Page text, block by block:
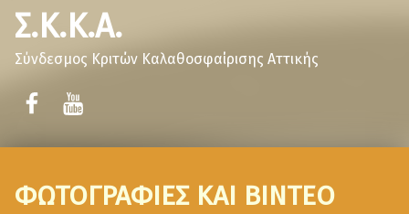
Σ.Κ.Κ.Α.
Σύνδεσμος Κριτών Καλαθοσφαίρισης Αττικής
ΦΩΤΟΓΡΑΦΙΕΣ ΚΑΙ ΒΙΝΤΕΟ